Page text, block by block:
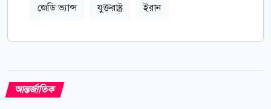
জেডি ভ্যান্স যুক্তরাষ্ট্র ইরান
আন্তর্জাতিক